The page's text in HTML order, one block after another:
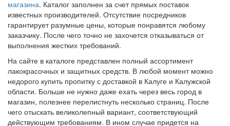
магазина. Каталог заполнен за счет прямых поставок
известных производителей. Отсутствие посредников
гарантирует разумные цены, которые понравятся любому
заказчику. После чего точно не захочется отказываться от
выполнения жестких требований.
На сайте в каталоге представлен полный ассортимент
лакокрасочных и защитных средств. В любой момент можно
недорого купить пропитку с доставкой в Калуге и Калужской
области. Больше не нужно даже ехать через весь город в
магазин, полезнее перелистнуть несколько страниц. После
чего отыскать великолепный вариант, соответствующий
действующим требованиям. В ином случае придется на